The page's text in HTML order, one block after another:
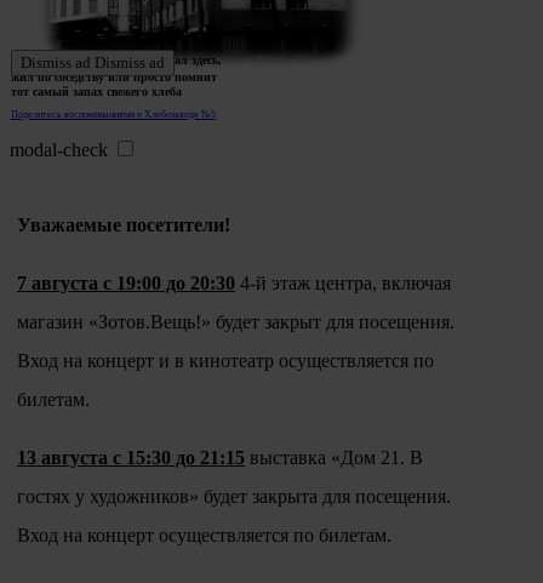
Поделитесь воспоминаниями о Хлебозаводе №5
Ждем истории тех, кто работал здесь,
жил по соседству или просто помнит
тот самый запах свежего хлеба
Dismiss ad Dismiss ad
modal-check
Уважаемые посетители!
7 августа с 19:00 до 20:30 4-й этаж центра, включая
магазин «Зотов.Вещь!» будет закрыт для посещения.
Вход на концерт и в кинотеатр осуществляется по
билетам.
13 августа с 15:30 до 21:15 выставка «Дом 21. В
гостях у художников» будет закрыта для посещения.
Вход на концерт осуществляется по билетам.